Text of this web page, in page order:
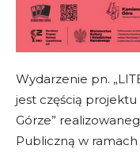
Wydarzenie pn.
jest częścią projektu
Górze”
Publiczną w